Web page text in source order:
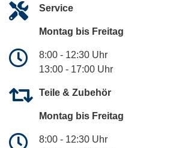
Service
Montag bis Freitag
8:00 - 12:30 Uhr
13:00 - 17:00 Uhr
Teile & Zubehör
Montag bis Freitag
8:00 - 12:30 Uhr